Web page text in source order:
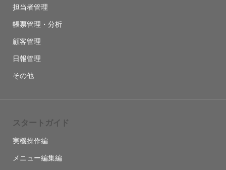
担当者管理
帳票管理・分析
顧客管理
日報管理
その他
スタートガイド
実機操作編
メニュー編集編